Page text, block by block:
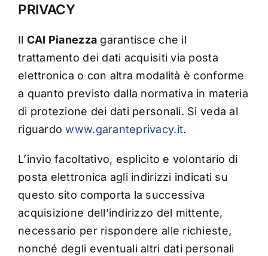
PRIVACY
Il CAI Pianezza garantisce che il
trattamento dei dati acquisiti via posta
elettronica o con altra modalità è conforme
a quanto previsto dalla normativa in materia
di protezione dei dati personali. Si veda al
riguardowww.garanteprivacy.it.
L’invio facoltativo, esplicito e volontario di
posta elettronica agli indirizzi indicati su
questo sito comporta la successiva
acquisizione dell’indirizzo del mittente,
necessario per rispondere alle richieste,
nonché degli eventuali altri dati personali